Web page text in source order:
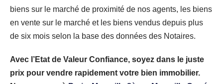
biens sur le marché de proximité de nos agents, les biens
en vente sur le marché et les biens vendus depuis plus
de six mois selon la base des données des Notaires.
Avec l’Etat de Valeur Confiance, soyez dans le juste
prix pour vendre rapidement votre bien immobilier.